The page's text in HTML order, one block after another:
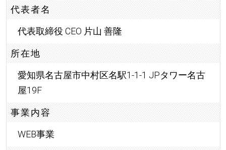
代表者名
代表取締役 CEO 片山 善隆
所在地
愛知県名古屋市中村区名駅1-1-1 JPタワー名古
屋19F
事業内容
WEB事業